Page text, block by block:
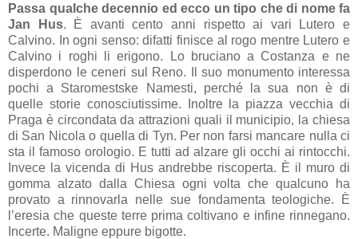
Passa qualche decennio ed ecco un tipo che di nome fa
Jan Hus. È avanti cento anni rispetto ai vari Lutero e
Calvino. In ogni senso: difatti finisce al rogo mentre Lutero e
Calvino i roghi li erigono. Lo bruciano a Costanza e ne
disperdono le ceneri sul Reno. Il suo monumento interessa
pochi a Staromestske Namesti, perché la sua non è di
quelle storie conosciutissime. Inoltre la piazza vecchia di
Praga è circondata da attrazioni quali il municipio, la chiesa
di San Nicola o quella di Tyn. Per non farsi mancare nulla ci
sta il famoso orologio. E tutti ad alzare gli occhi ai rintocchi.
Invece la vicenda di Hus andrebbe riscoperta. È il muro di
gomma alzato dalla Chiesa ogni volta che qualcuno ha
provato a rinnovarla nelle sue fondamenta teologiche. È
l’eresia che queste terre prima coltivano e infine rinnegano.
Incerte. Maligne eppure bigotte.